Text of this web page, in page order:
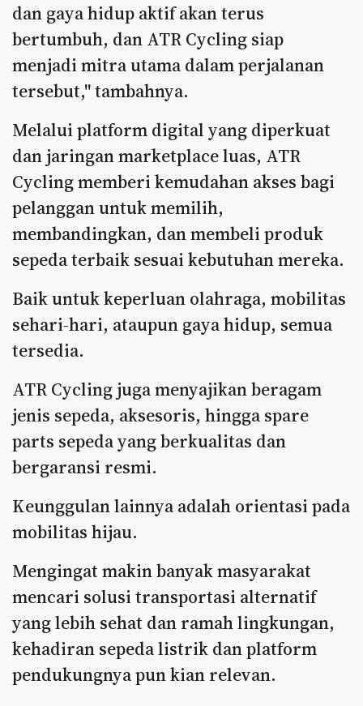
dan gaya hidup aktif akan terus
bertumbuh, dan ATR Cycling siap
menjadi mitra utama dalam perjalanan
tersebut," tambahnya.
Melalui platform digital yang diperkuat
dan jaringan marketplace luas, ATR
Cycling memberi kemudahan akses bagi
pelanggan untuk memilih,
membandingkan, dan membeli produk
sepeda terbaik sesuai kebutuhan mereka.
Baik untuk keperluan olahraga, mobilitas
sehari-hari, ataupun gaya hidup, semua
tersedia.
ATR Cycling juga menyajikan beragam
jenis sepeda, aksesoris, hingga spare
parts sepeda yang berkualitas dan
bergaransi resmi.
Keunggulan lainnya adalah orientasi pada
mobilitas hijau.
Mengingat makin banyak masyarakat
mencari solusi transportasi alternatif
yang lebih sehat dan ramah lingkungan,
kehadiran sepeda listrik dan platform
pendukungnya pun kian relevan.